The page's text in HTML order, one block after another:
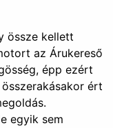
össze kellett
az Árukereső
épp ezért
ért
egyik sem